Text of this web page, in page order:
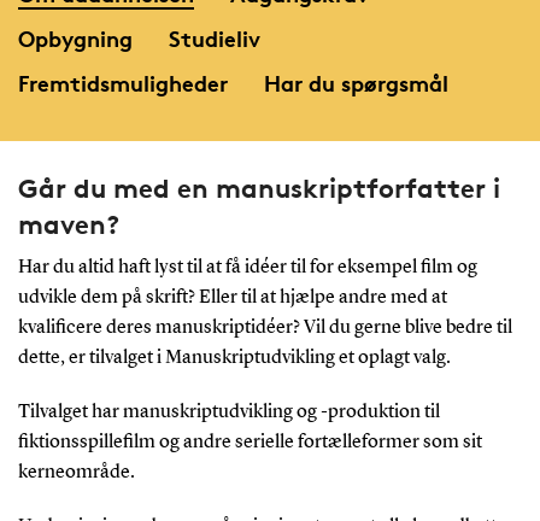
Opbygning
Studieliv
Fremtidsmuligheder
Har du spørgsmål
Går du med en manuskriptforfatter i
maven?
Har du altid haft lyst til at få idéer til for eksempel film og
udvikle dem på skrift? Eller til at hjælpe andre med at
kvalificere deres manuskriptidéer? Vil du gerne blive bedre til
dette, er tilvalget i Manuskriptudvikling et oplagt valg.
Tilvalget har manuskriptudvikling og -produktion til
fiktionsspillefilm og andre serielle fortælleformer som sit
kerneområde.